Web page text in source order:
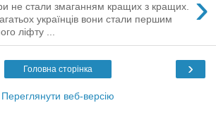
не стали змаганням кращих з кращих.
українців вони стали першим
ліфту ...
›
Головна сторінка
Переглянути веб-версію